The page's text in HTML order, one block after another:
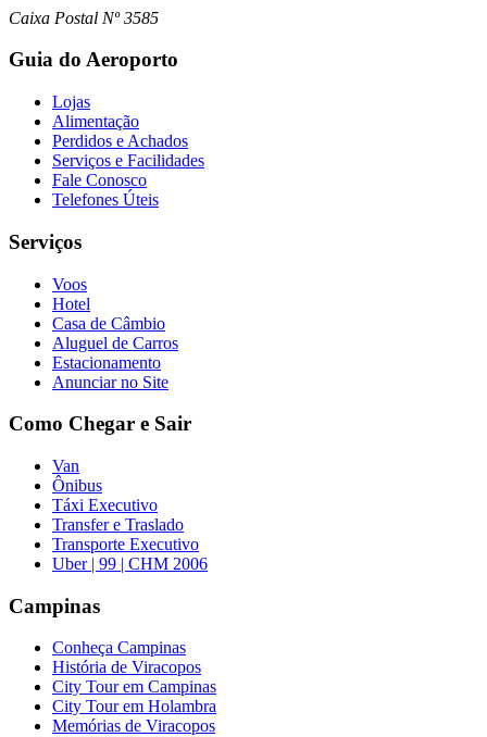
Caixa Postal Nº 3585
Guia do Aeroporto
Lojas
Alimentação
Perdidos e Achados
Serviços e Facilidades
Fale Conosco
Telefones Úteis
Serviços
Voos
Hotel
Casa de Câmbio
Aluguel de Carros
Estacionamento
Anunciar no Site
Como Chegar e Sair
Van
Ônibus
Táxi Executivo
Transfer e Traslado
Transporte Executivo
Uber | 99 | CHM 2006
Campinas
Conheça Campinas
História de Viracopos
City Tour em Campinas
City Tour em Holambra
Memórias de Viracopos